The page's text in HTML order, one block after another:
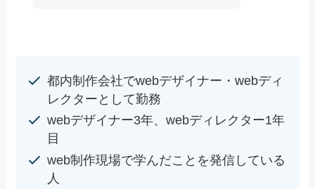
都内制作会社でwebデザイナー・webディ
レクターとして勤務
webデザイナー3年、webディレクター1年
目
web制作現場で学んだことを発信している
人